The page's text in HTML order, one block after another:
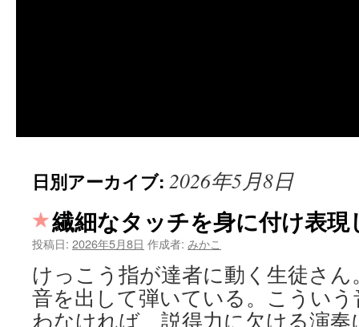
日別アーカイブ: 2026年5月8日
繊細なタッチを身に付け表現
投稿日: 2026年5月8日 作成者: みかこ
けっこう指が達者に動く生徒さ
音を出して弾いている。こうい
わなければ、説得力に欠ける演